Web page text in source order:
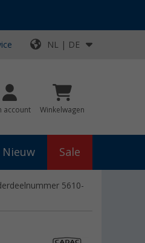
NL | DE
account Winkelwagen
Nieuw Sale
5610-